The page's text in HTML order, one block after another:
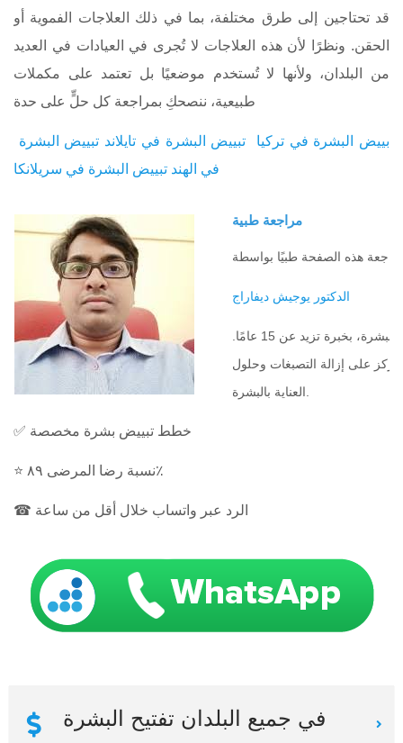
قد تحتاجين إلى طرق مختلفة، بما في ذلك العلاجات الفموية أو
الحقن. ونظرًا لأن هذه العلاجات لا تُجرى في العيادات في العديد
من البلدان، ولأنها لا تُستخدم موضعيًا بل تعتمد على مكملات
طبيعية، ننصحكِ بمراجعة كل حلٍّ على حدة
بييض البشرة في تركيا تبييض البشرة في تايلاند تبييض البشرة
في الهند تبييض البشرة في سريلانكا
مراجعة طبية
الدكتور يوجيش ديفاراج
طبيب أمراض جلدية متخصص في حلول تفتيح البشرة، بخبرة تزيد عن 15 عامًا.
على إزالة التصبغات وحلول
✅ خطط تبييض بشرة مخصصة
⭐ نسبة رضا المرضى ٨٩٪
☎ الرد عبر واتساب خلال أقل من ساعة
في جميع البلدان تفتيح البشرة